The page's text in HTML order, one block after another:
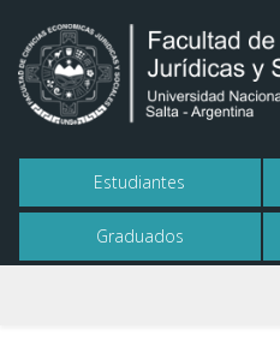
Estudiantes
Graduados